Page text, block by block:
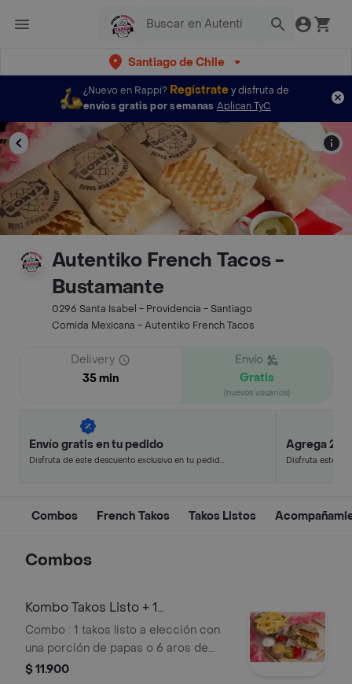
Santiago de Chile
¿Nuevo en Rappi? Regístratey disfruta de
envíos gratis por semanas Aplican TyC
Autentiko French Tacos -
Bustamante
0296 Santa Isabel - Providencia - Santiago
Comida Mexicana - Autentiko French Tacos
Delivery
35 min
Envío
Gratis
(nuevos usuarios)
Envío gratis en tu pedido
Disfruta de este descuento exclusivo en tu pedido
Agrega 2,
Disfruta este
Combos French Takos Takos Listos
Combos
Kombo Takos Listo + 1
Acompañamiento
Combo : 1 takos listo a elección con
una porción de papas o 6 aros de
cebolla.
$ 11.900